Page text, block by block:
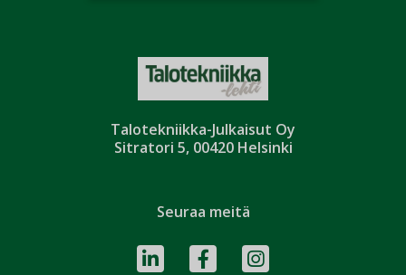
Talotekniikka-Julkaisut Oy
Sitratori 5, 00420 Helsinki
Seuraa meitä